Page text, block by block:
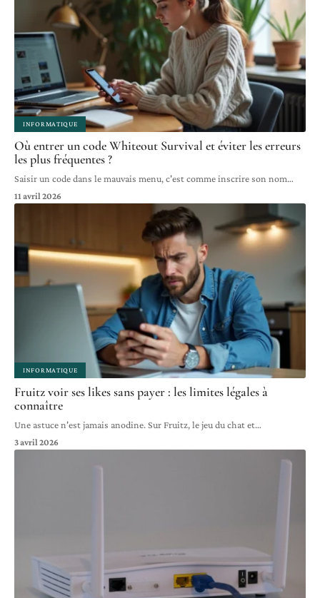
INFORMATIQUE
Où entrer un code Whiteout Survival et éviter les erreurs
les plus fréquentes ?
Saisir un code dans le mauvais menu, c'est comme inscrire son nom…
11 avril 2026
INFORMATIQUE
Fruitz voir ses likes sans payer : les limites légales à
connaître
Une astuce n'est jamais anodine. Sur Fruitz, le jeu du chat et…
3 avril 2026